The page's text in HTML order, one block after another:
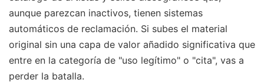
aunque parezcan inactivos, tienen sistemas
automáticos de reclamación. Si subes el material
original sin una capa de valor añadido significativa que
entre en la categoría de "uso legítimo" o "cita", vas a
perder la batalla.